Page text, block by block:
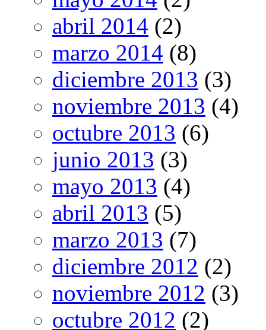
abril 2014 (2)
marzo 2014 (8)
diciembre 2013 (3)
noviembre 2013 (4)
octubre 2013 (6)
junio 2013 (3)
mayo 2013 (4)
abril 2013 (5)
marzo 2013 (7)
diciembre 2012 (2)
noviembre 2012 (3)
octubre 2012 (2)